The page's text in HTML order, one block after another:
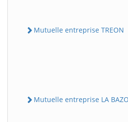
Mutuelle entreprise TREON
Mutuelle entreprise LA